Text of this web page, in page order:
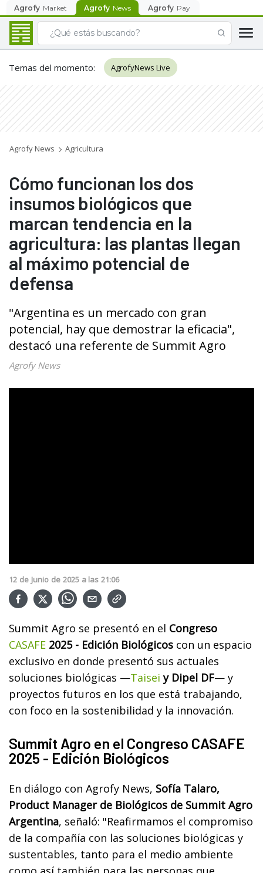
Agrofy Market Agrofy News Agrofy Pay
Temas del momento: AgrofyNews Live
Agrofy News Agricultura
Cómo funcionan los dos
insumos biológicos que
marcan tendencia en la
agricultura: las plantas llegan
al máximo potencial de
defensa
"Argentina es un mercado con gran
potencial, hay que demostrar la eficacia",
destacó una referente de Summit Agro
Agrofy News
12 de Junio de 2025 a las 21:06
Summit Agro se presentó en el Congreso
CASAFE 2025 - Edición Biológicos con un espacio
exclusivo en donde presentó sus actuales
soluciones biológicas —Taisei y Dipel DF— y
proyectos futuros en los que está trabajando,
con foco en la sostenibilidad y la innovación.
Summit Agro en el Congreso CASAFE
2025 - Edición Biológicos
En diálogo con Agrofy News, Sofía Talaro,
Product Manager de Biológicos de Summit Agro
Argentina, señaló: "Reafirmamos el compromiso
de la compañía con las soluciones biológicas y
sustentables, tanto para el medio ambiente